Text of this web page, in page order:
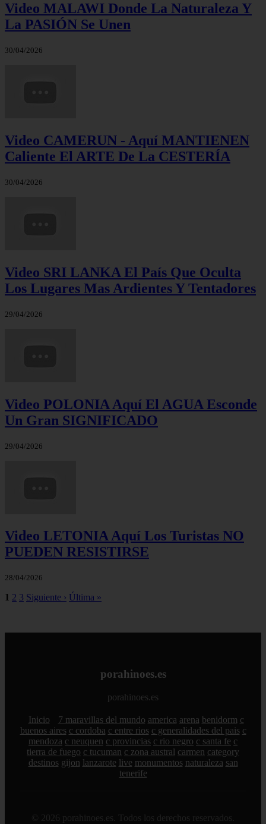
Video MALAWI Donde La Naturaleza Y
La PASIÓN Se Unen
30/04/2026
Video CAMERUN - Aquí MANTIENEN
Caliente El ARTE De La CESTERÍA
30/04/2026
Video SRI LANKA El País Que Oculta
Los Lugares Mas Ardientes Y Tentadores
29/04/2026
Video POLONIA Aquí El AGUA Esconde
Un Gran SIGNIFICADO
29/04/2026
Video LETONIA Aquí Los Turistas NO
PUEDEN RESISTIRSE
28/04/2026
1 2 3 Siguiente › Última »
porahinoes.es
porahinoes.es
Inicio 7 maravillas del mundo america arena benidorm c
buenos aires c cordoba c entre rios c generalidades del pais c
mendoza c neuquen c provincias c rio negro c santa fe c
tierra de fuego c tucuman c zona austral carmen category
destinos gijon lanzarote live monumentos naturaleza san
tenerife
© 2026 porahinoes.es. Todos los derechos reservados.